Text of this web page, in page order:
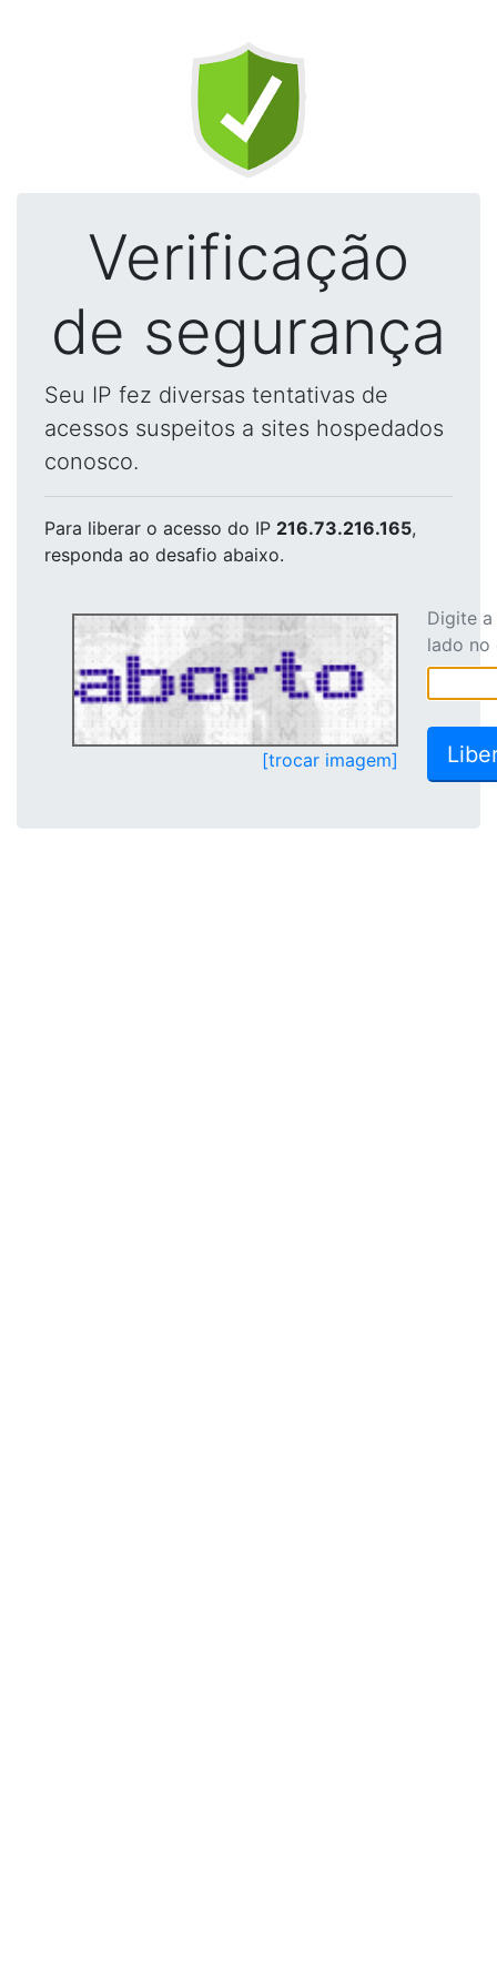
Verificação
de segurança
Seu IP fez diversas tentativas de
acessos suspeitos a sites hospedados
conosco.
Para liberar o acesso do IP 216.73.216.165,
responda ao desafio abaixo.
[trocar imagem]
Digite
lado no